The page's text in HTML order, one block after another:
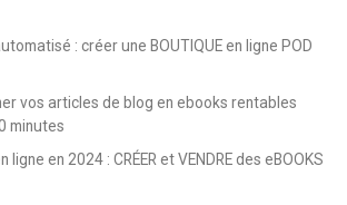
: créer une BOUTIQUE en ligne POD
vos articles de blog en ebooks rentables
minutes
ligne en 2024 : CRÉER et VENDRE des eBOOKS